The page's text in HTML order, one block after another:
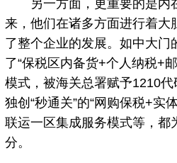
另一方面，更重要的是内
来，他们在诸多方面进行着大
了整个企业的发展。如中大门
了“保税区内备货+个人纳税+
模式，被海关总署赋予1210代
独创“秒通关”的“网购保税+实
联运一区集成服务模式等，都
分。